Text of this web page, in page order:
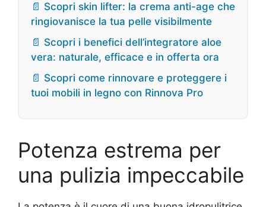
📄 Scopri skin lifter: la crema anti-age che
ringiovanisce la tua pelle visibilmente
📄 Scopri i benefici dell’integratore aloe
vera: naturale, efficace e in offerta ora
📄 Scopri come rinnovare e proteggere i
tuoi mobili in legno con Rinnova Pro
Potenza estrema per
una pulizia impeccabile